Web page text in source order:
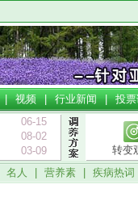
视频|行业新闻|投
06-15
08-02
03-09
转变
名人 营养素 疾病热词